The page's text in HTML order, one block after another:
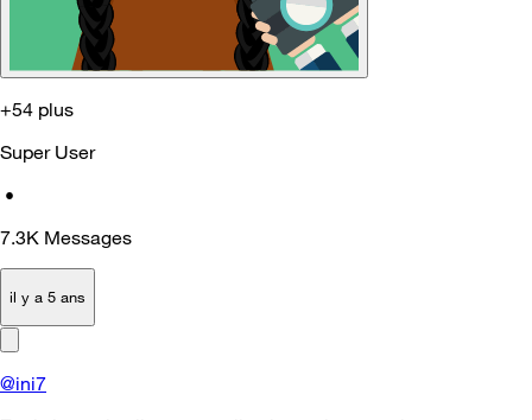
+54 plus
Super User
•
7.3K Messages
il y a 5 ans
@ini7